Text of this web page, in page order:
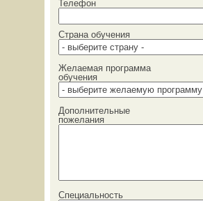
Телефон
Страна обучения
Желаемая программа
обучения
Дополнительные
пожелания
Специальность